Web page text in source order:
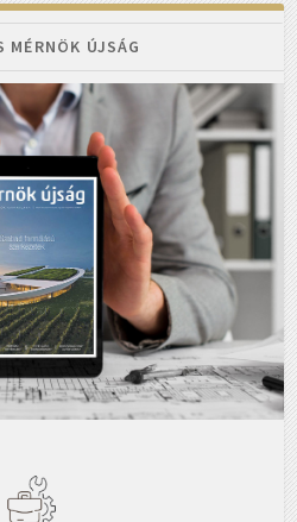
MÉRNÖK ÚJSÁG